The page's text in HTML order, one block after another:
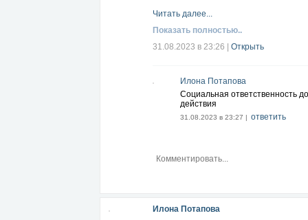
Читать далее...
Показать полностью..
31.08.2023 в 23:26
Открыть
Илона Потапова
Социальная ответственность
действия
31.08.2023 в 23:27 | ответить
Илона Потапова